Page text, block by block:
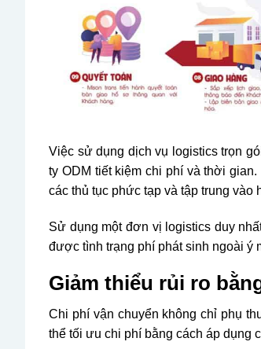
Việc sử dụng dịch vụ logistics trọn
ty ODM tiết kiệm chi phí và thời
các thủ tục phức tạp và tập trung vào
Sử dụng một đơn vị logistics duy
được tình trạng phí phát sinh ngoài ý
Giảm thiểu rủi ro
Chi phí vận chuyển không chỉ phụ
thể tối ưu chi phí bằng cách áp dụng